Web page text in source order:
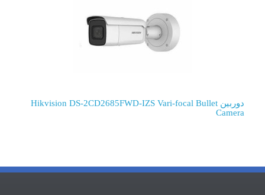
دوربین Hikvision DS-2CD2685FWD-IZS Vari-focal Bullet
Camera